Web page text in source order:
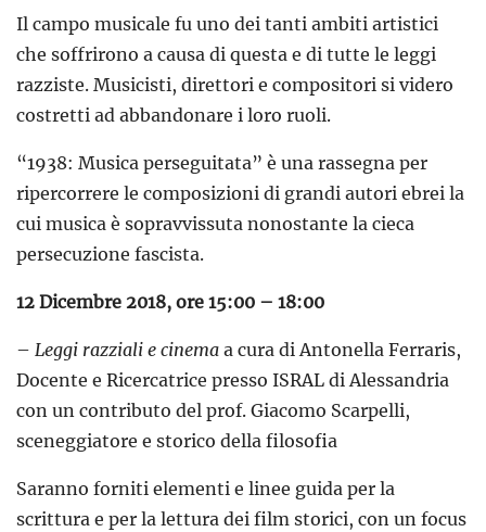
Il campo musicale fu uno dei tanti ambiti artistici
che soffrirono a causa di questa e di tutte le leggi
razziste. Musicisti, direttori e compositori si videro
costretti ad abbandonare i loro ruoli.
“1938: Musica perseguitata” è una rassegna per
ripercorrere le composizioni di grandi autori ebrei la
cui musica è sopravvissuta nonostante la cieca
persecuzione fascista.
12 Dicembre 2018, ore 15:00 – 18:00
– Leggi razziali e cinema a cura di Antonella Ferraris,
Docente e Ricercatrice presso ISRAL di Alessandria
con un contributo del prof. Giacomo Scarpelli,
sceneggiatore e storico della filosofia
Saranno forniti elementi e linee guida per la
scrittura e per la lettura dei film storici, con un focus